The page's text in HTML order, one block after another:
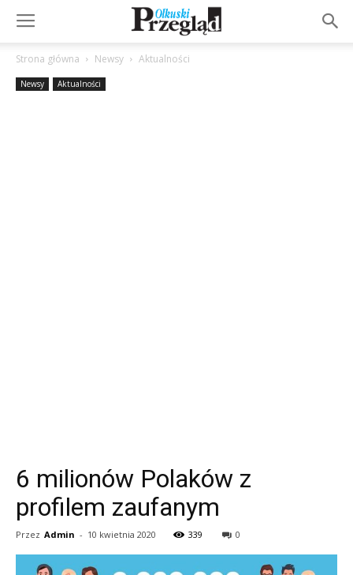
Strona główna Newsy Aktualności
Newsy Aktualności
6 milionów Polaków z
profilem zaufanym
Przez Admin - 10 kwietnia 2020 339 0